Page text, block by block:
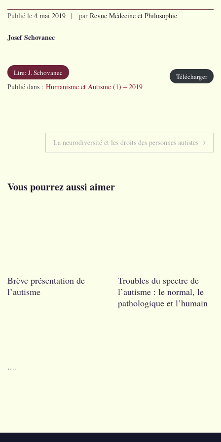
Publié le 4 mai 2019 par Revue Médecine et Philosophie
Josef Schovanec
Lire: J. Schovanec Télécharger
Publié dans : Humanisme et Autisme (1) – 2019
Navigation
l’article
La neurodiversité et les droits des personnes autistes
Vous pourrez aussi aimer
Brève présentation de
l’autisme
Troubles du spectre de
l’autisme : le normal, le
pathologique et l’humain
….